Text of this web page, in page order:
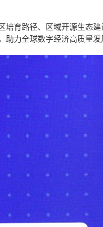
培育路径、区域开源生态
力全球数字经济高质量发